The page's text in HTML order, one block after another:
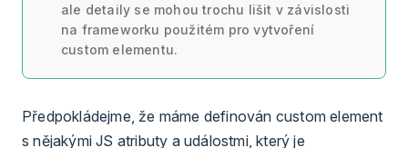
ale detaily se mohou trochu lišit v závislosti
na frameworku použitém pro vytvoření
custom elementu.
Předpokládejme, že máme definován custom element
s nějakými JS atributy a událostmi, který je